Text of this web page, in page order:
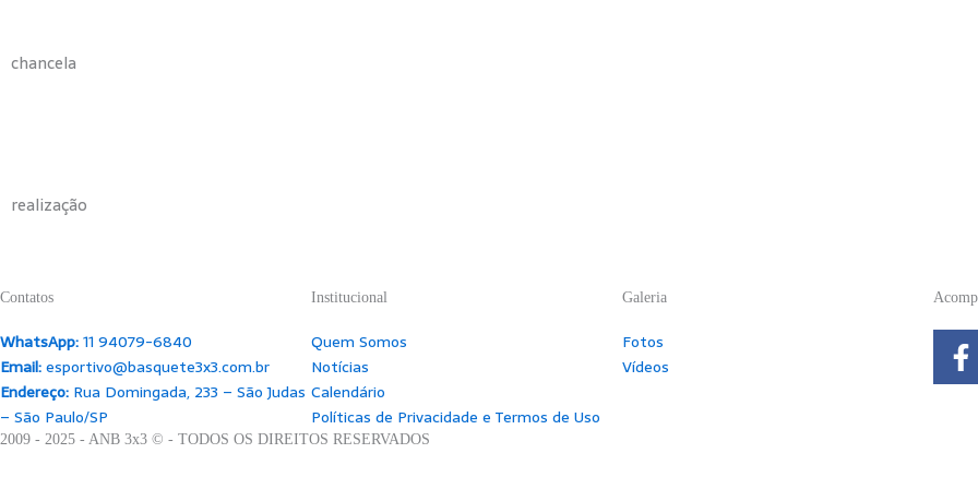
chancela
realização
Contatos
WhatsApp:11 94079-6840
Email:esportivo@basquete3x3.com.br
Endereço: Rua Domingada, 233 – São Judas
– São Paulo/SP
Institucional
Quem Somos
Notícias
Calendário
Políticas de Privacidade e Termos de Uso
Galeria
Fotos
Vídeos
F
a
c
2009 - 2025 - ANB 3x3 © - TODOS OS DIREITOS RESERVADOS